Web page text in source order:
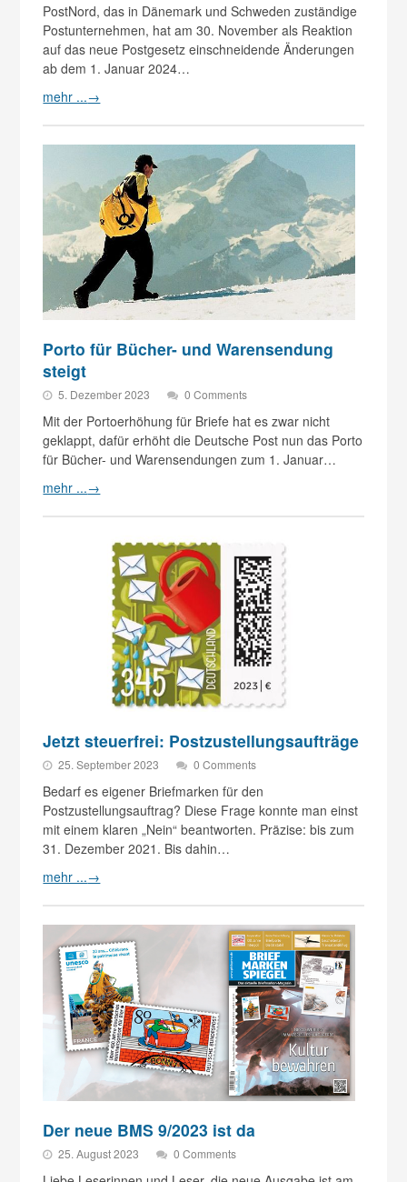
PostNord, das in Dänemark und Schweden zuständige
Postunternehmen, hat am 30. November als Reaktion
auf das neue Postgesetz einschneidende Änderungen
ab dem 1. Januar 2024…
mehr ...→
Porto für Bücher- und Warensendung
steigt
5. Dezember 2023 0 Comments
Mit der Portoerhöhung für Briefe hat es zwar nicht
geklappt, dafür erhöht die Deutsche Post nun das Porto
für Bücher- und Warensendungen zum 1. Januar…
mehr ...→
Jetzt steuerfrei: Postzustellungsaufträge
25. September 2023 0 Comments
Bedarf es eigener Briefmarken für den
Postzustellungsauftrag? Diese Frage konnte man einst
mit einem klaren „Nein“ beantworten. Präzise: bis zum
31. Dezember 2021. Bis dahin…
mehr ...→
Der neue BMS 9/2023 ist da
25. August 2023 0 Comments